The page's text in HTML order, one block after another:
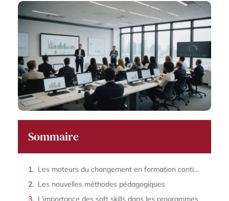
Sommaire
Les moteurs du changement en formation continue
Les nouvelles méthodes pédagogiques
L’importance des soft skills dans les programmes